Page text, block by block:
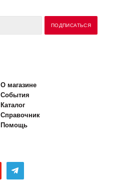
О магазине
События
Каталог
Справочник
Помощь